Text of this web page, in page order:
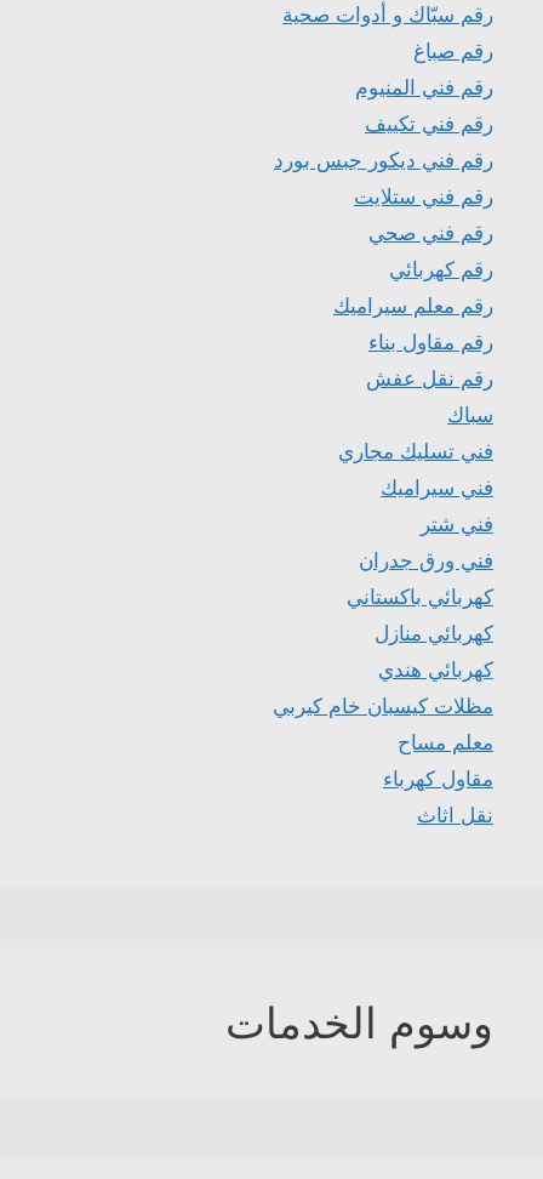
رقم سبّاك و أدوات صحية
رقم صباغ
رقم فني المنيوم
رقم فني تكييف
رقم فني ديكور جبس بورد
رقم فني ستلايت
رقم فني صحي
رقم كهربائي
رقم معلم سيراميك
رقم مقاول بناء
رقم نقل عفش
سباك
فني تسليك مجاري
فني سيراميك
فني شتر
فني ورق جدران
كهربائي باكستاني
كهربائي منازل
كهربائي هندي
مظلات كيسبان خام كيربي
معلم مساح
مقاول كهرباء
نقل اثاث
وسوم الخدمات